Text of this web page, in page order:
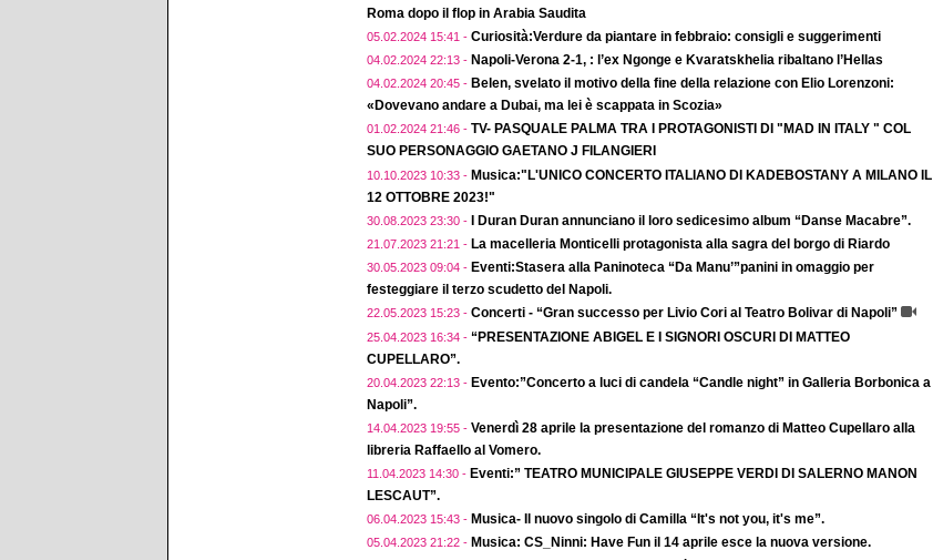
Roma dopo il flop in Arabia Saudita
05.02.2024 15:41 - Curiosità:Verdure da piantare in febbraio: consigli e suggerimenti
04.02.2024 22:13 - Napoli-Verona 2-1, : l’ex Ngonge e Kvaratskhelia ribaltano l’Hellas
04.02.2024 20:45 - Belen, svelato il motivo della fine della relazione con Elio Lorenzoni:
«Dovevano andare a Dubai, ma lei è scappata in Scozia»
01.02.2024 21:46 - TV- PASQUALE PALMA TRA I PROTAGONISTI DI "MAD IN ITALY " COL
SUO PERSONAGGIO GAETANO J FILANGIERI
10.10.2023 10:33 - Musica:"L'UNICO CONCERTO ITALIANO DI KADEBOSTANY A MILANO IL
12 OTTOBRE 2023!"
30.08.2023 23:30 - I Duran Duran annunciano il loro sedicesimo album “Danse Macabre”.
21.07.2023 21:21 - La macelleria Monticelli protagonista alla sagra del borgo di Riardo
30.05.2023 09:04 - Eventi:Stasera alla Paninoteca “Da Manu’”panini in omaggio per
festeggiare il terzo scudetto del Napoli.
22.05.2023 15:23 - Concerti - “Gran successo per Livio Cori al Teatro Bolivar di Napoli”
25.04.2023 16:34 - “PRESENTAZIONE ABIGEL E I SIGNORI OSCURI DI MATTEO
CUPELLARO”.
20.04.2023 22:13 - Evento:”Concerto a luci di candela “Candle night” in Galleria Borbonica a
Napoli”.
14.04.2023 19:55 - Venerdì 28 aprile la presentazione del romanzo di Matteo Cupellaro alla
libreria Raffaello al Vomero.
11.04.2023 14:30 - Eventi:” TEATRO MUNICIPALE GIUSEPPE VERDI DI SALERNO MANON
LESCAUT”.
06.04.2023 15:43 - Musica- Il nuovo singolo di Camilla “It's not you, it's me”.
05.04.2023 21:22 - Musica: CS_Ninni: Have Fun il 14 aprile esce la nuova versione.